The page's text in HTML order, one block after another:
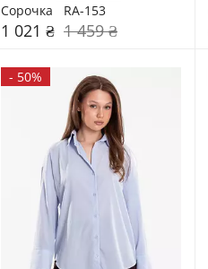
Сорочка   RA-153
1 021 ₴ 1 459 ₴
- 50%